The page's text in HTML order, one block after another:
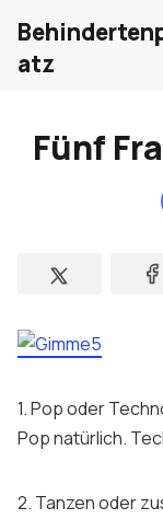
atz
Fünf
1. Pop oder
Pop natürlich.
2. Tanzen oder